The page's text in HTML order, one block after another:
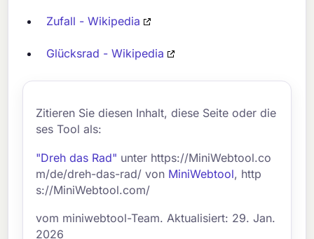
Zufall - Wikipedia
Glücksrad - Wikipedia
Zitieren Sie diesen Inhalt, diese Seite oder die
ses Tool als:
"Dreh das Rad" unter https://MiniWebtool.co
m/de/dreh-das-rad/ von MiniWebtool, http
s://MiniWebtool.com/
vom miniwebtool-Team. Aktualisiert: 29. Jan.
2026